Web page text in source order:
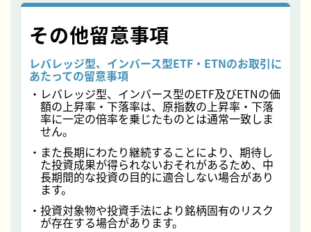
その他留意事項
レバレッジ型、インバース型ETF・ETNのお取引に
あたっての留意事項
・レバレッジ型、インバース型のETF及びETNの価
額の上昇率・下落率は、原指数の上昇率・下落
率に一定の倍率を乗じたものとは通常一致しま
せん。
・また長期にわたり継続することにより、期待し
た投資成果が得られないおそれがあるため、中
長期間的な投資の目的に適合しない場合があり
ます。
・投資対象物や投資手法により銘柄固有のリスク
が存在する場合があります。